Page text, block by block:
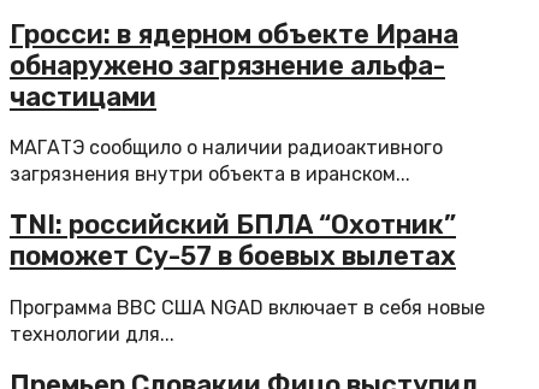
Гросси: в ядерном объекте Ирана
обнаружено загрязнение альфа-
частицами
МАГАТЭ сообщило о наличии радиоактивного
загрязнения внутри объекта в иранском...
TNI: российский БПЛА “Охотник”
поможет Су-57 в боевых вылетах
Программа ВВС США NGAD включает в себя новые
технологии для...